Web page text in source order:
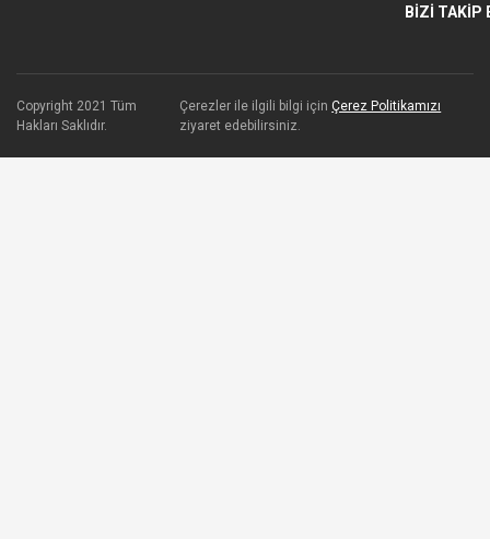
BİZİ TAKİP
Copyright 2021 Tüm
Hakları Saklıdır.
Çerezler ile ilgili bilgi içinÇerez Politikamızı
ziyaret edebilirsiniz.